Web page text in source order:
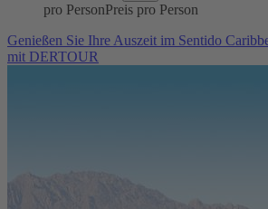
pro PersonPreis pro Person
Genießen Sie Ihre Auszeit im Sentido
mit DERTOUR